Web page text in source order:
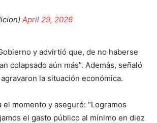
April 29, 2026
y advirtió que, de no haberse
colapsado aún más”. Además, señaló
la situación económica.
momento y aseguró: “Logramos
el gasto público al mínimo en diez